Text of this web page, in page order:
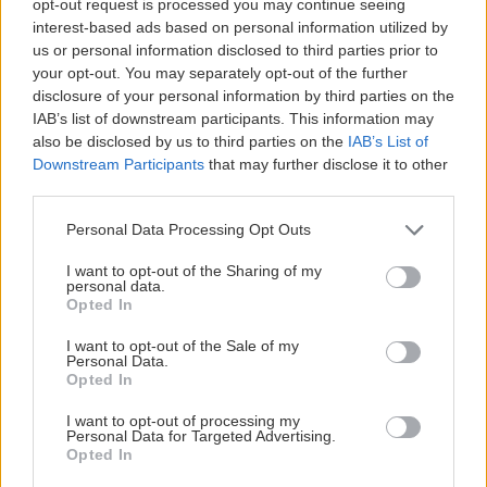
opt-out request is processed you may continue seeing
interest-based ads based on personal information utilized by
us or personal information disclosed to third parties prior to
your opt-out. You may separately opt-out of the further
disclosure of your personal information by third parties on the
IAB’s list of downstream participants. This information may
also be disclosed by us to third parties on the IAB’s List of
Downstream Participants that may further disclose it to other
Personal Data Processing Opt Outs
I want to opt-out of the Sharing of my
personal data.
Opted In
I want to opt-out of the Sale of my
Personal Data.
Opted In
I want to opt-out of processing my
Personal Data for Targeted Advertising.
Opted In
athlétisme, hockey sur gazon et hockey en
salle…
CAMP ART ET CULTURE:4 heures par jour (2
activités différentes chaque jour) où nos
participants pratiqueront des activités variées
comme par exemple:
mémorisation de petits textes et de chansons
•Scénographie:
nécessaire pour mettre en scène et
représenter la pièce (décoration, éclairage, son,
costumes, etc.).
de l’attrezzo (costumes et éléments décoratifs
de la scène)…